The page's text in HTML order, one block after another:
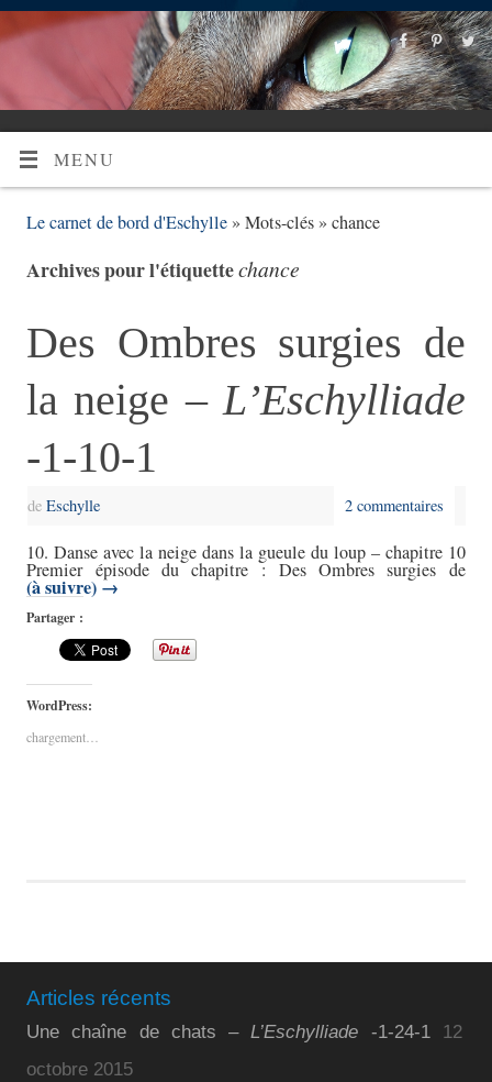
MENU
Le carnet de bord d'Eschylle » Mots-clés » chance
Archives pour l'étiquettechance
Des Ombres surgies de
la neige – L’Eschylliade
-1-10-1
deEschylle 2 commentaires
10. Danse avec la neige dans la gueule du loup – chapitre 10
Premier épisode du chapitre : Des Ombres surgies de
(à suivre) →
Partager :
WordPress:
chargement…
Articles récents
Une chaîne de chats –L’Eschylliade -1-24-1
12
octobre 2015